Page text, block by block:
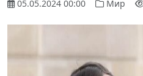
05.05.2024 00:00 Мир